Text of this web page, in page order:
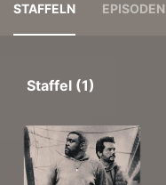
STAFFELN EPISODEN
Staffel (1)